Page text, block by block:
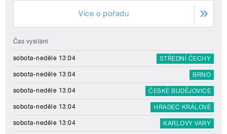
Více o pořadu
Čas vysílání
sobota-neděle 13:04 STŘEDNÍ ČECHY
sobota-neděle 13:04 BRNO
sobota-neděle 13:04 ČESKÉ BUDĚJOVICE
sobota-neděle 13:04 HRADEC KRÁLOVÉ
sobota-neděle 13:04 KARLOVY VARY